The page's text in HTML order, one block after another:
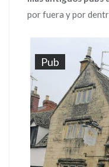
por fuera y por
Pub